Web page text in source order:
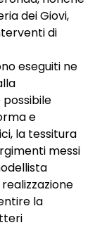
dei Giovi,
di
eseguiti ne
e
la tessitura
messi
la